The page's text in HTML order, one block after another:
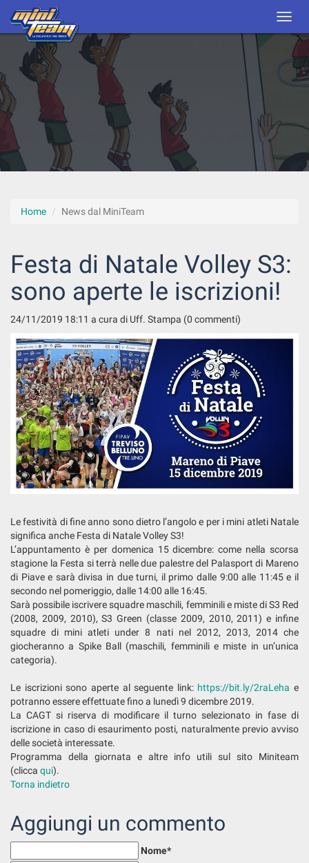
Home News dal MiniTeam
Festa di Natale Volley S3:
sono aperte le iscrizioni!
24/11/2019 18:11 a cura di Uff. Stampa (0 commenti)
Le festività di fine anno sono dietro l’angolo e per i mini atleti Natale
significa anche Festa di Natale Volley S3!
L’appuntamento è per domenica 15 dicembre: come nella scorsa
stagione la Festa si terrà nelle due palestre del Palasport di Mareno
di Piave e sarà divisa in due turni, il primo dalle 9:00 alle 11:45 e il
secondo nel pomeriggio, dalle 14:00 alle 16:45.
Sarà possibile iscrivere squadre maschili, femminili e miste di S3 Red
(2008, 2009, 2010), S3 Green (classe 2009, 2010, 2011) e infine
squadre di mini atleti under 8 nati nel 2012, 2013, 2014 che
giocheranno a Spike Ball (maschili, femminili e miste in un’unica
categoria).
Le iscrizioni sono aperte al seguente link: https://bit.ly/2raLeha e
potranno essere effettuate fino a lunedì 9 dicembre 2019.
La CAGT si riserva di modificare il turno selezionato in fase di
iscrizione in caso di esaurimento posti, naturalmente previo avviso
delle società interessate.
Programma della giornata e altre info utili sul sito Miniteam
(clicca qui).
Torna indietro
Aggiungi un commento
Nome*